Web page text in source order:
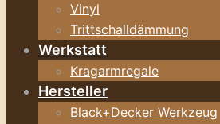
Vinyl
Trittschalldämmung
Werkstatt
Kragarmregale
Hersteller
Black+Decker Werkzeug